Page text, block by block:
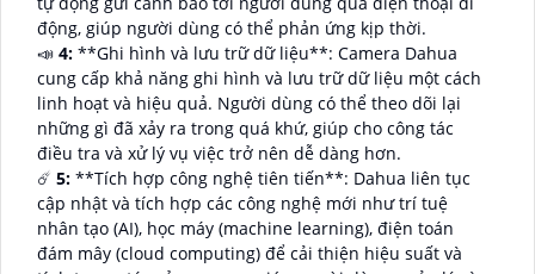
động, giúp người dùng có thể phản ứng kịp thời.
📣 4: **Ghi hình và lưu trữ dữ liệu**: Camera Dahua
cung cấp khả năng ghi hình và lưu trữ dữ liệu một cách
linh hoạt và hiệu quả. Người dùng có thể theo dõi lại
những gì đã xảy ra trong quá khứ, giúp cho công tác
điều tra và xử lý vụ việc trở nên dễ dàng hơn.
☄️ 5: **Tích hợp công nghệ tiên tiến**: Dahua liên tục
cập nhật và tích hợp các công nghệ mới như trí tuệ
nhân tạo (AI), học máy (machine learning), điện toán
đám mây (cloud computing) để cải thiện hiệu suất và